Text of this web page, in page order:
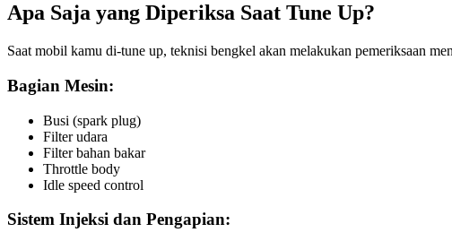
Apa Saja yang Diperiksa Saat Tune Up?
Saat mobil kamu di-tune up, teknisi bengkel akan melakukan pemeriksaan
Bagian Mesin:
Busi (spark plug)
Filter udara
Filter bahan bakar
Throttle body
Idle speed control
Sistem Injeksi dan Pengapian: